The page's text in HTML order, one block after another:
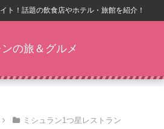
ト！話題の飲食店やホテル・旅館を紹介！
ンの旅＆グルメ
ミシュラン1つ星レストラン